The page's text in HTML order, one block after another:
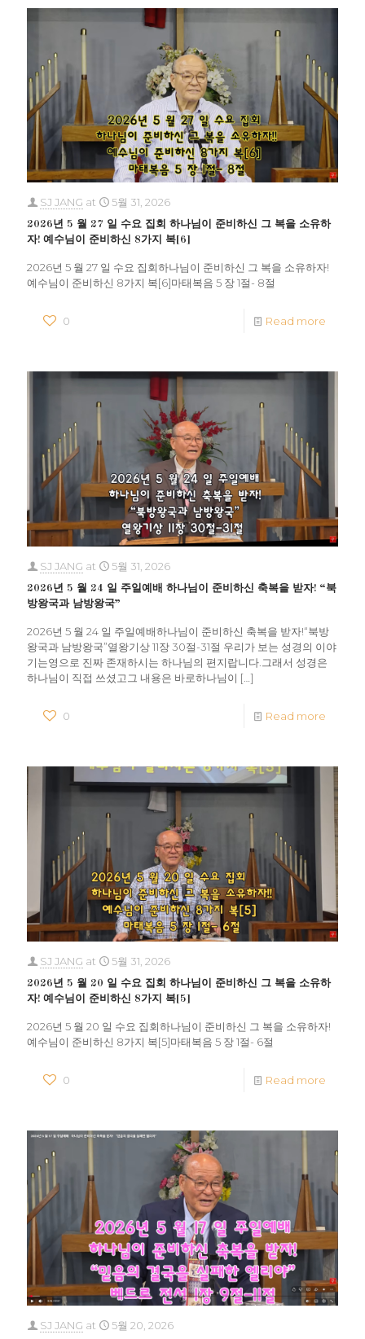
SJ JANG at 5월 31, 2026
2026년 5 월 27 일 수요 집회 하나님이 준비하신 그 복을 소유하
자! 예수님이 준비하신 8가지 복[6]
2026년 5 월 27 일 수요 집회하나님이 준비하신 그 복을 소유하자!
예수님이 준비하신 8가지 복[6]마태복음 5 장 1절- 8절
0 Read more
SJ JANG at 5월 31, 2026
2026년 5 월 24 일 주일예배 하나님이 준비하신 축복을 받자! “북
방왕국과 남방왕국”
2026년 5 월 24 일 주일예배하나님이 준비하신 축복을 받자!“북방
왕국과 남방왕국”열왕기상 11장 30절-31절 우리가 보는 성경의 이야
기는영으로 진짜 존재하시는 하나님의 편지랍니다.그래서 성경은
하나님이 직접 쓰셨고그 내용은 바로하나님이 […]
0 Read more
SJ JANG at 5월 31, 2026
2026년 5 월 20 일 수요 집회 하나님이 준비하신 그 복을 소유하
자! 예수님이 준비하신 8가지 복[5]
2026년 5 월 20 일 수요 집회하나님이 준비하신 그 복을 소유하자!
예수님이 준비하신 8가지 복[5]마태복음 5 장 1절- 6절
0 Read more
SJ JANG at 5월 20, 2026